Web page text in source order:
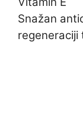
Snažan
regeneraciji